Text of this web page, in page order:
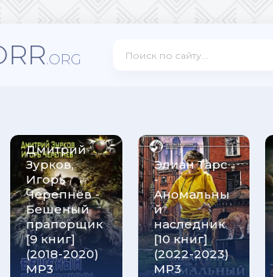
.ORG
Дмитрий
Зурков,
Игорь
Черепнёв -
Бешеный
прапорщик
[9 книг]
(2018-2020)
МР3
Элиан Тарс
-
Аномальны
й
наследник
[10 книг]
(2022-2023)
MP3